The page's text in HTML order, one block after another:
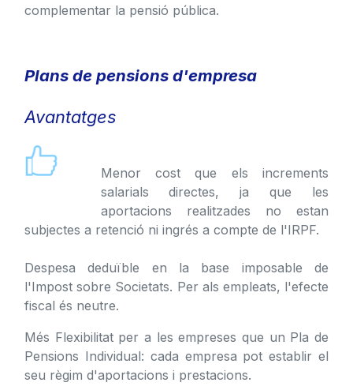
complementar la pensió pública.
Plans de pensions d'empresa
Avantatges ​
Menor cost que els increments
salarials directes, ja que les
aportacions realitzades no estan
subjectes a retenció ni ingrés a compte de l'IRPF.
Despesa deduïble en la base imposable de
l'Impost sobre Societats. Per als empleats, l'efecte
fiscal és neutre.​
Més Flexibilitat per a les empreses que un Pla de
Pensions Individual: cada empresa pot establir el
seu règim d'aportacions i prestacions.